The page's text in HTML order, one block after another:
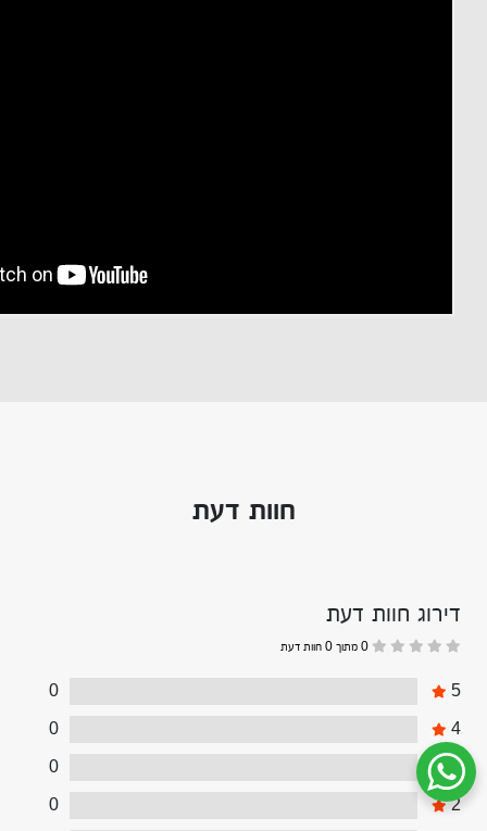
חוות דעת
דירוג חוות דעת
5
0
4
0
3
0
2
0
שיחת ווטסאפ עם שירות הלקוחות